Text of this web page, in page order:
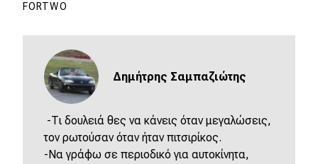
FORTWO
Δημήτρης Σαμπαζιώτης
-Τι δουλειά θες να κάνεις όταν μεγαλώσεις,
τον ρωτούσαν όταν ήταν πιτσιρίκος.
-Να γράφω σε περιοδικό για αυτοκίνητα,